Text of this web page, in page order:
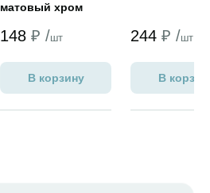
матовый хром
148 ₽ /шт
В корзину
244 ₽ /шт
В